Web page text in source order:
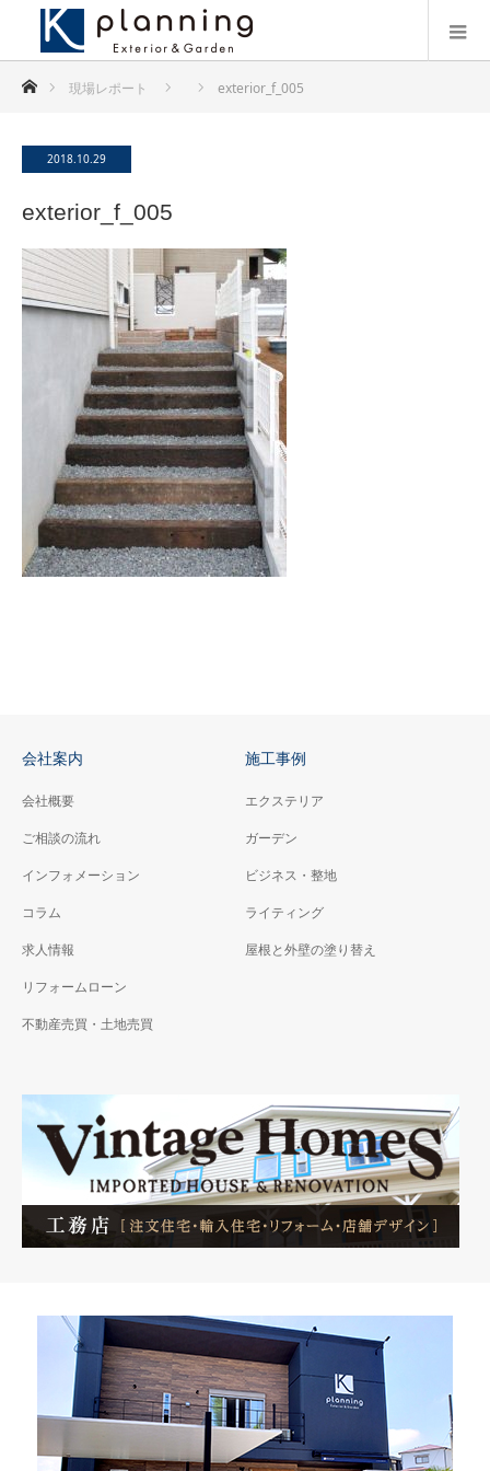
ホーム現場レポート exterior_f_005
2018.10.29
exterior_f_005
会社案内
会社概要
ご相談の流れ
インフォメーション
コラム
求人情報
リフォームローン
不動産売買・土地売買
施工事例
エクステリア
ガーデン
ビジネス・整地
ライティング
屋根と外壁の塗り替え